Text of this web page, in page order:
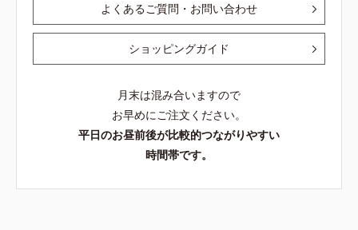
よくあるご質問・お問い合わせ
ショッピングガイド
月末は混み合いますので
お早めにご注文ください。
平日のお昼前後が比較的つながりやすい
時間帯です。